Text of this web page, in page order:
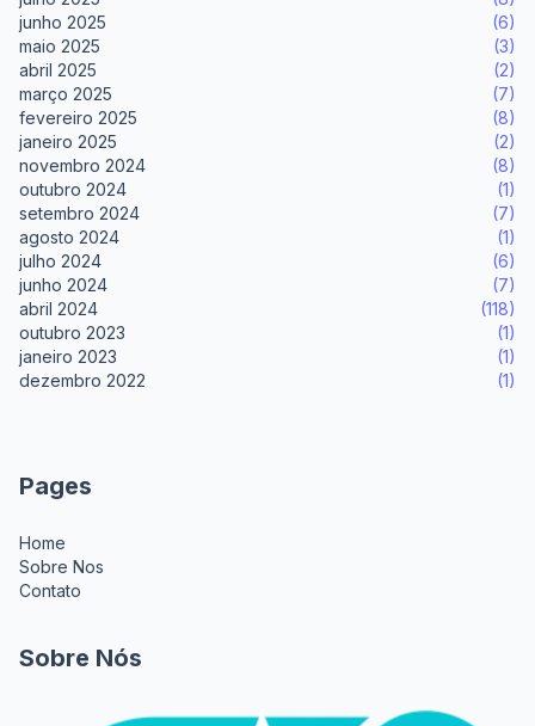
junho 2025
(6)
maio 2025
(3)
abril 2025
(2)
março 2025
(7)
fevereiro 2025
(8)
janeiro 2025
(2)
novembro 2024
(8)
outubro 2024
(1)
setembro 2024
(7)
agosto 2024
(1)
julho 2024
(6)
junho 2024
(7)
abril 2024
(118)
outubro 2023
(1)
janeiro 2023
(1)
dezembro 2022
(1)
Pages
Home
Sobre Nos
Contato
Sobre Nós